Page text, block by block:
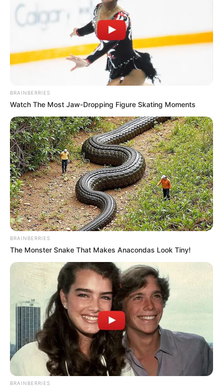
BRAINBERRIES
Watch The Most Jaw‑Dropping Figure Skating Moments
BRAINBERRIES
The Monster Snake That Makes Anacondas Look Tiny!
BRAINBERRIES